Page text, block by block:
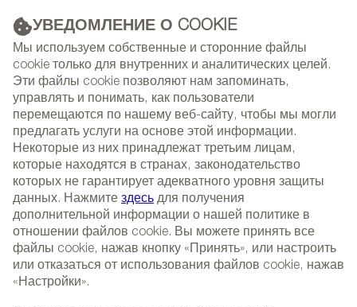
УВЕДОМЛЕНИЕ О COOKIE
Мы используем собственные и сторонние файлы
cookie только для внутренних и аналитических целей.
Эти файлы cookie позволяют нам запоминать,
управлять и понимать, как пользователи
перемещаются по нашему веб-сайту, чтобы мы могли
предлагать услуги на основе этой информации.
Некоторые из них принадлежат третьим лицам,
которые находятся в странах, законодательство
которых не гарантирует адекватного уровня защиты
данных. Нажмите здесь для получения
дополнительной информации о нашей политике в
отношении файлов cookie. Вы можете принять все
файлы cookie, нажав кнопку «Принять», или настроить
или отказаться от использования файлов cookie, нажав
«Настройки».
РЕКЛАМА
(+34) 913 497 100 |
NEWSLETTER
СОБЫТИЯ
Select
language
ГЛАВНАЯ НОВОСТИ И ТЕНДЕНЦИИ